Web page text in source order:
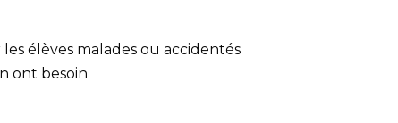
élèves malades ou accidentés
ont besoin